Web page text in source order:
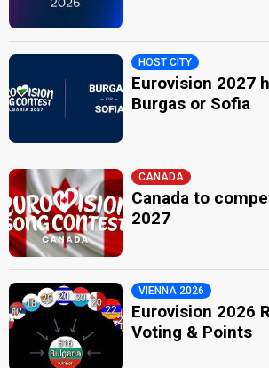
HOST CITY
Eurovision 2027
Burgas or Sofia
CANADA
Canada to
2027
VIENNA 2026
Eurovision 2026
Voting & Points